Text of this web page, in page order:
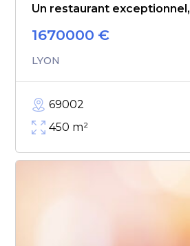
Un restaurant exceptionnel,
1670000 €
LYON
69002
450 m²